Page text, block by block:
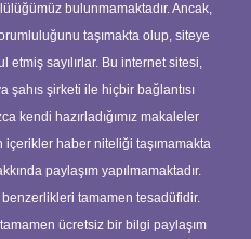
bulunmamaktadır. Ancak,
taşımakta olup, siteye
sayılırlar. Bu internet sitesi,
şahıs şirketi ile hiçbir bağlantısı
kendi hazırladığımız makaleler
içerikler haber niteliği taşımamakta
paylaşım yapılmamaktadır.
tamamen tesadüfidir.
ücretsiz bir bilgi paylaşım